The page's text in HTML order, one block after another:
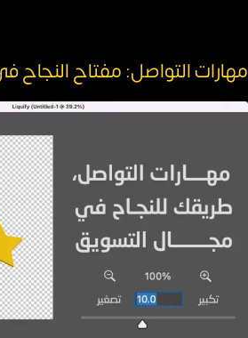
مهارات التواصل: مفتاح النجاح